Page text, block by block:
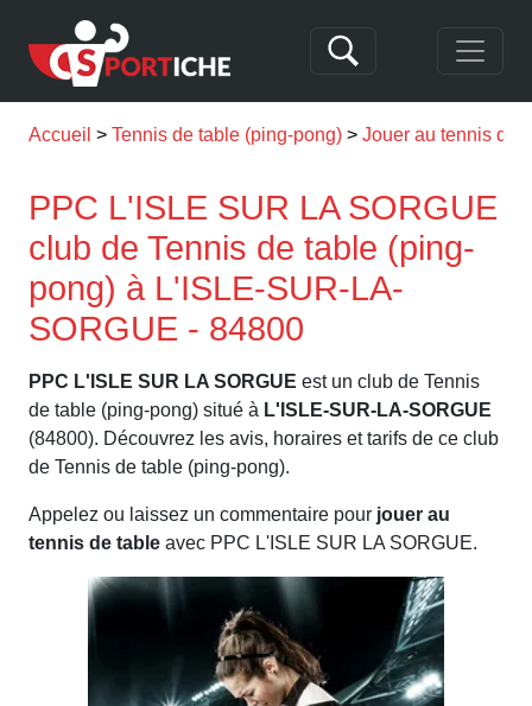
Accueil Tennis de table (ping-pong) Jouer au tennis de
PPC L'ISLE SUR LA SORGUE
club de Tennis de table (ping-
pong) à L'ISLE-SUR-LA-
SORGUE - 84800
PPC L'ISLE SUR LA SORGUE est un club de Tennis
de table (ping-pong) situé à L'ISLE-SUR-LA-SORGUE
(84800). Découvrez les avis, horaires et tarifs de ce club
de Tennis de table (ping-pong).
Appelez ou laissez un commentaire pour jouer au
tennis de table avec PPC L'ISLE SUR LA SORGUE.